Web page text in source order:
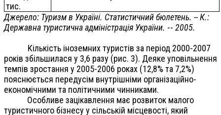
тис.
Джерело: Туризм в Україні. Статистичний бюлетень. --К.:
Державна туристична адміністрація України. -- 2005.
Кількість іноземних туристів за період 2000-2007
років збільшилася у 3,6 разу (рис. 3). Деяке уповільнення
темпів зростання у 2005-2006 роках (12,8% та 7,2%)
пояснюється передусім внутрішніми організаційно-
економічними та політичними чинниками.
Особливе зацікавлення має розвиток малого
туристичного бізнесу у сільській місцевості, який